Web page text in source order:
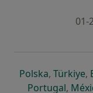
01-
Polskase otevře
, Türkiye,
Portugalse
,